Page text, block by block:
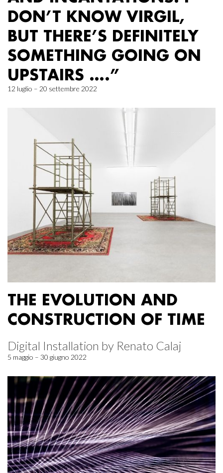
DON’T KNOW VIRGIL,
BUT THERE’S DEFINITELY
SOMETHING GOING ON
UPSTAIRS ….”
12 luglio – 20 settembre 2022
THE EVOLUTION AND
CONSTRUCTION OF TIME
Digital Installation by Renato Calaj
5 maggio – 30 giugno 2022